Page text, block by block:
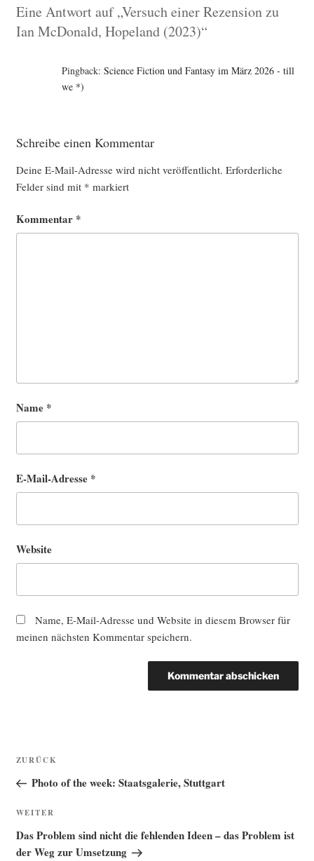
Eine Antwort auf „Versuch einer Rezension zu
Ian McDonald, Hopeland (2023)“
Pingback: Science Fiction und Fantasy im März 2026 - till
we *)
Schreibe einen Kommentar
Deine E-Mail-Adresse wird nicht veröffentlicht. Erforderliche
Felder sind mit * markiert
Kommentar *
Name *
E-Mail-Adresse *
Website
Name, E-Mail-Adresse und Website in diesem Browser für
meinen nächsten Kommentar speichern.
Beitragsnavigation
Vorheriger
Beitrag
ZURÜCK
Photo of the week: Staatsgalerie, Stuttgart
Nächster
Beitrag
WEITER
Das Problem sind nicht die fehlenden Ideen – das Problem ist
der Weg zur Umsetzung